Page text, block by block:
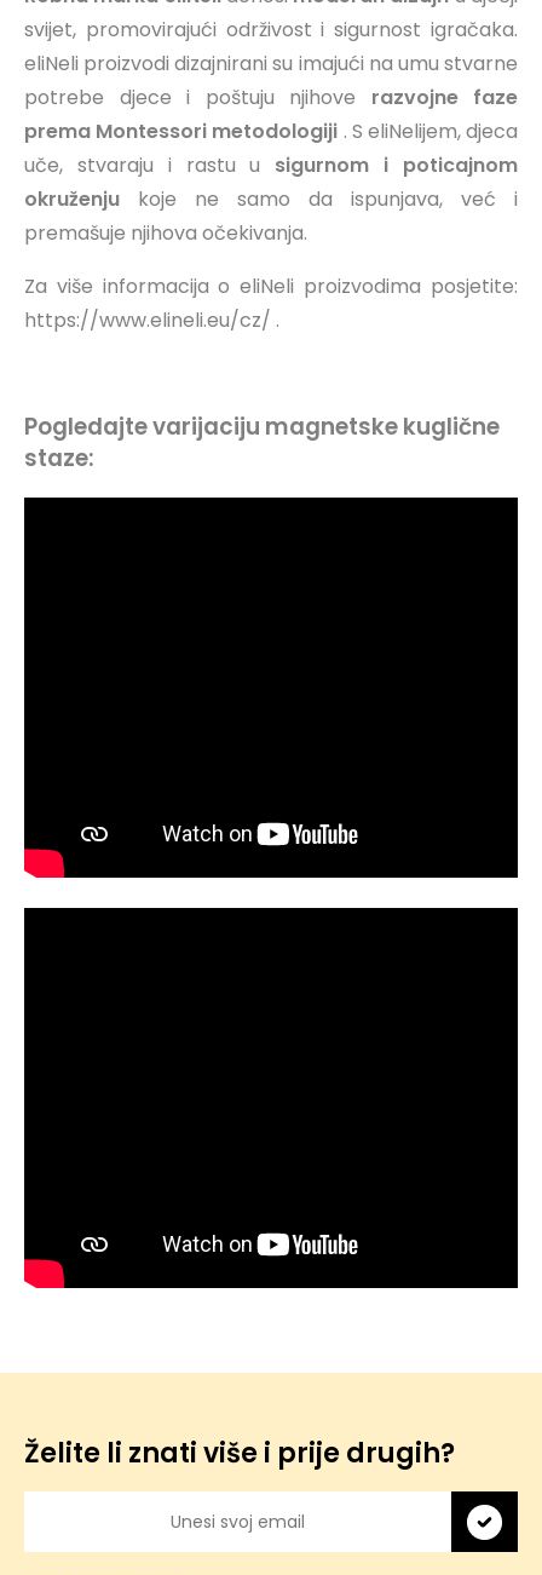
svijet, promovirajući održivost i sigurnost igračaka.
eliNeli proizvodi dizajnirani su imajući na umu stvarne
potrebe djece i poštuju njihove razvojne faze
prema Montessori metodologiji . S eliNelijem, djeca
uče, stvaraju i rastu u sigurnom i poticajnom
okruženju koje ne samo da ispunjava, već i
premašuje njihova očekivanja.
Za više informacija o eliNeli proizvodima posjetite:
https://www.elineli.eu/cz/ .
Pogledajte varijaciju magnetske kuglične
staze:
Želite li znati više i prije drugih?